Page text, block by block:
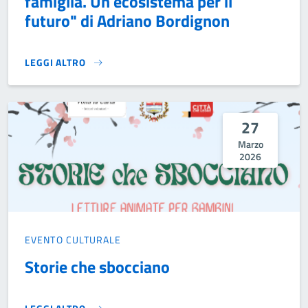
futuro" di Adriano Bordignon
LEGGI ALTRO
PRESENTAZIONE DEL LIBRO "RIVOLUZIONE FAMIGLIA. UN
27
Marzo
2026
EVENTO CULTURALE
Storie che sbocciano